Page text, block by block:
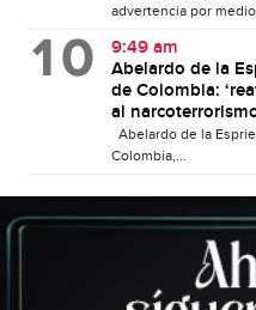
advertencia por
9:49 am
Abelardo de la
de Colombia:
al
Abelardo de la
Colombia,...